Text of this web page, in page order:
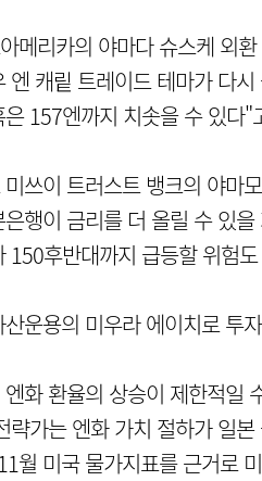
메리카의 야마다 슈스케 외
엔 캐맅 트레이드 테마가 다
157엔까지 치솟을 수 있다"
쓰이 트러스트 뱅크의 야마
행이 금리를 더 올릴 수 있
150후반대까지 급등할 위험
산운용의 미우라 에이치로 투
화 환율의 상승이 제한적일
략가는 엔화 가치 절하가 일
월 미국 물가지표를 근거로